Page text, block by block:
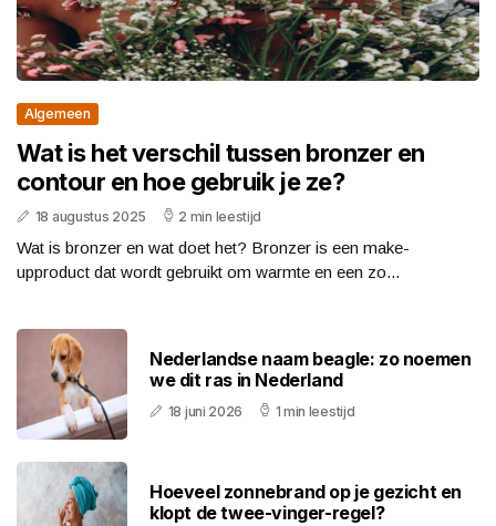
Algemeen
Wat is het verschil tussen bronzer en
contour en hoe gebruik je ze?
18 augustus 2025 2 min leestijd
Wat is bronzer en wat doet het? Bronzer is een make-
upproduct dat wordt gebruikt om warmte en een zo...
Nederlandse naam beagle: zo noemen
we dit ras in Nederland
18 juni 2026 1 min leestijd
Hoeveel zonnebrand op je gezicht en
klopt de twee-vinger-regel?